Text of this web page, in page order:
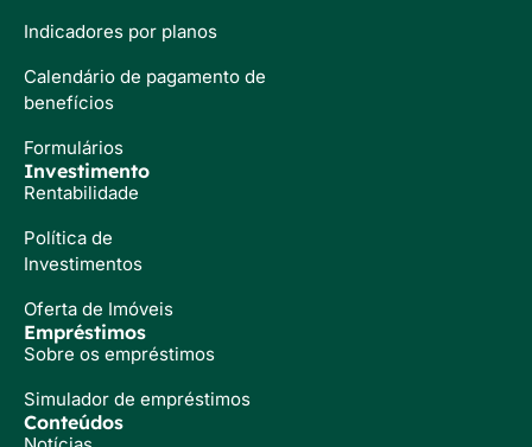
Indicadores por planos
Calendário de pagamento de
benefícios
Formulários
Investimento
Rentabilidade
Política de
Investimentos
Oferta de Imóveis
Empréstimos
Sobre os empréstimos
Simulador de empréstimos
Conteúdos